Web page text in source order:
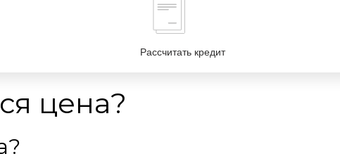
Рассчитать кредит
цена?